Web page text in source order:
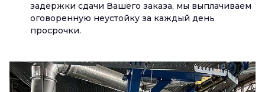
задержки сдачи Вашего заказа, мы выплачиваем
оговоренную неустойку за каждый день
просрочки.